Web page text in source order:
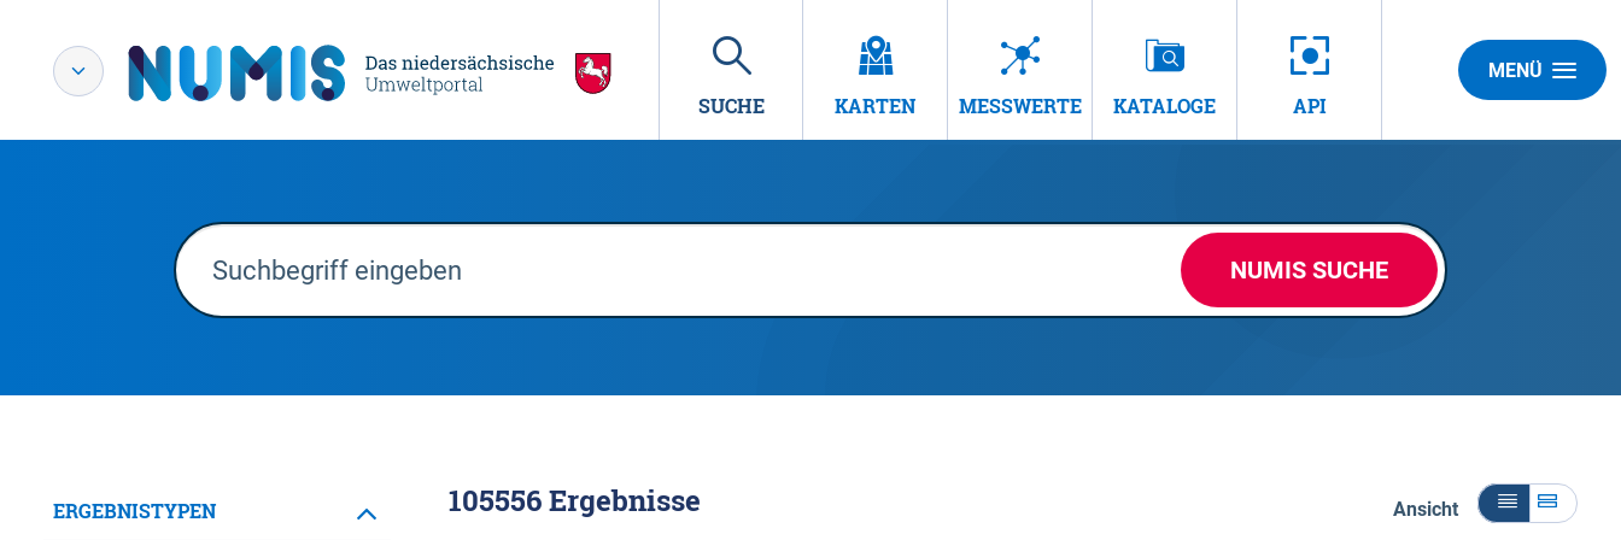
SUCHE KARTEN MESSWERTE KATALOGE API
MENÜ
NUMIS SUCHE
ERGEBNISTYPEN 105556Ergebnisse Ansicht